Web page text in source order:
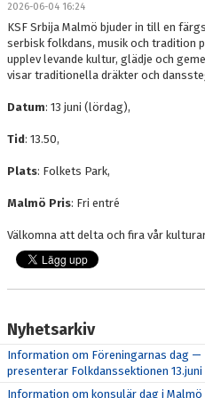
2026-06-04 16:24
KSF Srbija Malmö bjuder in till en
serbisk folkdans, musik och tradition
upplev levande kultur, glädje och
visar traditionella dräkter och
Datum: 13 juni (lördag),
Tid: 13.50,
Plats: Folkets Park,
Malmö Pris: Fri entré
Välkomna att delta och fira vår
Nyhetsarkiv
Information om Föreningarnas dag —
presenterar Folkdanssektionen 13.juni
Information om konsulär dag i Malmö